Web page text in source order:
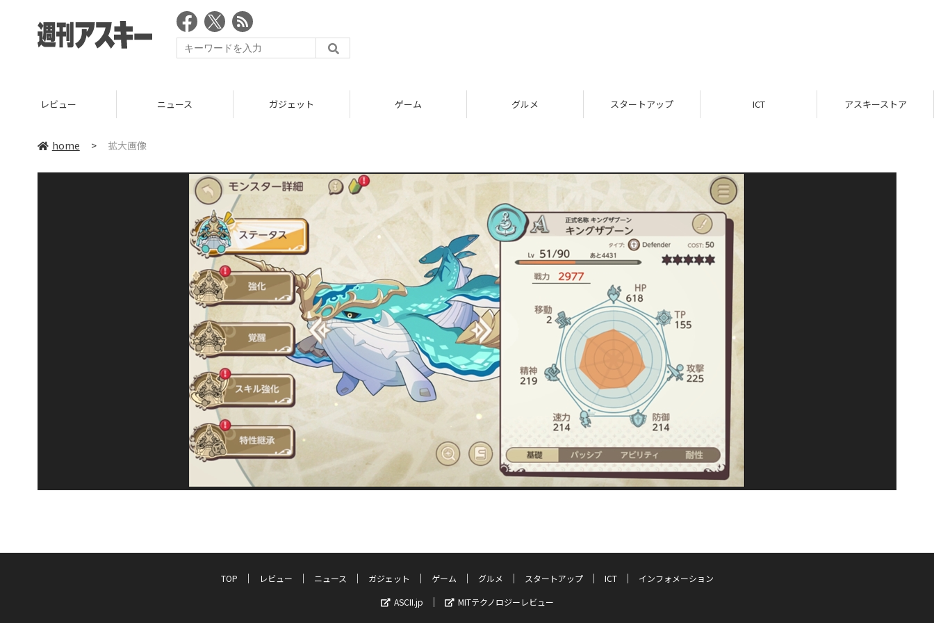
レビュー ニュース ガジェット ゲーム グルメ スタートアップ ICT アスキーストア
home > 拡大画像
TOP レビュー ニュース ガジェット ゲーム グルメ スタートアップ ICT
インフォメーション
ASCII.jp
MITテクノロジーレビュー